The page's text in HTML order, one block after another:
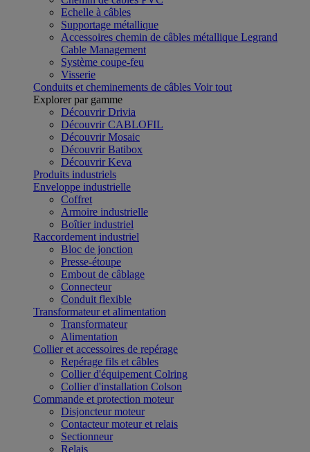
Echelle à câbles
Supportage métallique
Accessoires chemin de câbles métallique Legrand
Cable Management
Système coupe-feu
Visserie
Conduits et cheminements de câbles Voir tout
Explorer par gamme
Découvrir Drivia
Découvrir CABLOFIL
Découvrir Mosaic
Découvrir Batibox
Découvrir Keva
Produits industriels
Enveloppe industrielle
Coffret
Armoire industrielle
Boîtier industriel
Raccordement industriel
Bloc de jonction
Presse-étoupe
Embout de câblage
Connecteur
Conduit flexible
Transformateur et alimentation
Transformateur
Alimentation
Collier et accessoires de repérage
Repérage fils et câbles
Collier d'équipement Colring
Collier d'installation Colson
Commande et protection moteur
Disjoncteur moteur
Contacteur moteur et relais
Sectionneur
Relais